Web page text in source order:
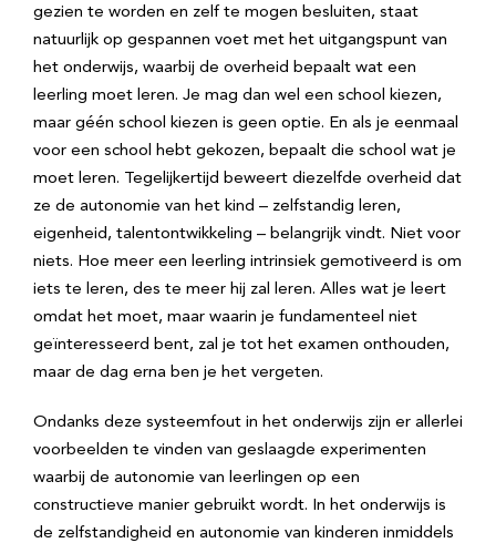
gezien te worden en zelf te mogen besluiten, staat
natuurlijk op gespannen voet met het uitgangspunt van
het onderwijs, waarbij de overheid bepaalt wat een
leerling moet leren. Je mag dan wel een school kiezen,
maar géén school kiezen is geen optie. En als je eenmaal
voor een school hebt gekozen, bepaalt die school wat je
moet leren. Tegelijkertijd beweert diezelfde overheid dat
ze de autonomie van het kind – zelfstandig leren,
eigenheid, talentontwikkeling – belangrijk vindt. Niet voor
niets. Hoe meer een leerling intrinsiek gemotiveerd is om
iets te leren, des te meer hij zal leren. Alles wat je leert
omdat het moet, maar waarin je fundamenteel niet
geïnteresseerd bent, zal je tot het examen onthouden,
maar de dag erna ben je het vergeten.
Ondanks deze systeemfout in het onderwijs zijn er allerlei
voorbeelden te vinden van geslaagde experimenten
waarbij de autonomie van leerlingen op een
constructieve manier gebruikt wordt. In het onderwijs is
de zelfstandigheid en autonomie van kinderen inmiddels